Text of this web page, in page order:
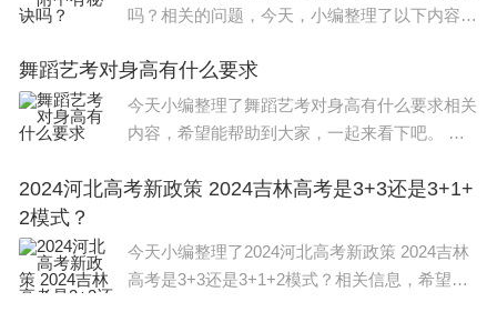
吗？相关的问题，今天，小编整理了以下内容，
式素描，我就想死，我觉得我宁可一辈子不
画。”陈丹青，曾出一句惊世骇
舞蹈艺考对身高有什么要求
今天小编整理了舞蹈艺考对身高有什么要求相关
内容，希望能帮助到大家，一起来看下吧。 初
来讲，在大部分省份，舞蹈表演、舞蹈学、舞蹈
2024河北高考新政策 2024吉林高考是3+3还是3+1+
2模式？
今天小编整理了2024河北高考新政策 2024吉林
高考是3+3还是3+1+2模式？相关信息，希望在